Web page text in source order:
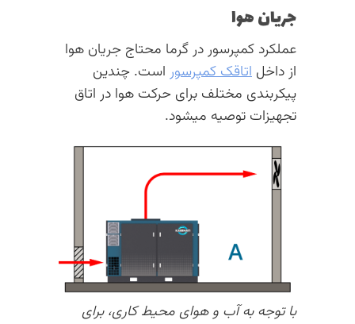
جریان هوا
عملکرد کمپرسور در گرما محتاج جریان هوا
از داخل اتاقک کمپرسور است. چندین
پیکربندی مختلف برای حرکت هوا در اتاق
تجهیزات توصیه میشود.
با توجه به آب و هوای محیط کاری، برای